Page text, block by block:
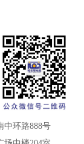
中环路888号